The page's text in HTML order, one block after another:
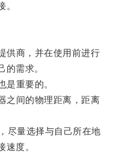
。
商，并在使用前进行
的需求。
重要的。
间的物理距离，距离
量选择与自己所在地
速度。